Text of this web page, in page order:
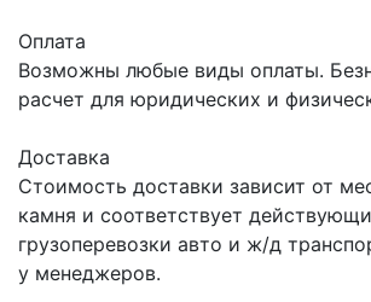
Оплата
Возможны любые виды оплаты.
расчет для юридических и
Доставка
Стоимость доставки зависит от
камня и соответствует
грузоперевозки авто и ж/д
у менеджеров.